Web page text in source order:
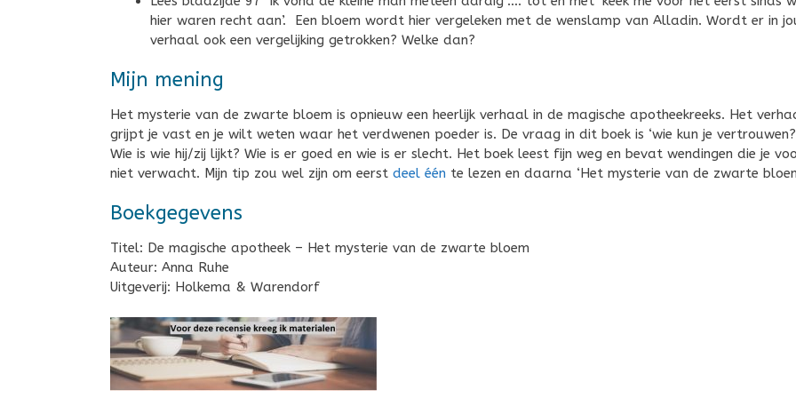
hier waren recht aan’. Een bloem wordt hier vergeleken met de wenslamp van Alladin. Wordt er in
verhaal ook een vergelijking getrokken? Welke dan?
Mijn mening
Het mysterie van de zwarte bloem is opnieuw een heerlijk verhaal in de magische apotheekreeks. Het
grijpt je vast en je wilt weten waar het verdwenen poeder is. De vraag in dit boek is ‘wie kun je
Wie is wie hij/zij lijkt? Wie is er goed en wie is er slecht. Het boek leest fijn weg en bevat wendingen die je
niet verwacht. Mijn tip zou wel zijn om eerst deel één te lezen en daarna ‘Het mysterie van de zwarte
Boekgegevens
Titel: De magische apotheek – Het mysterie van de zwarte bloem
Auteur: Anna Ruhe
Uitgeverij: Holkema & Warendorf